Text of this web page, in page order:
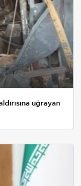
uğrayan